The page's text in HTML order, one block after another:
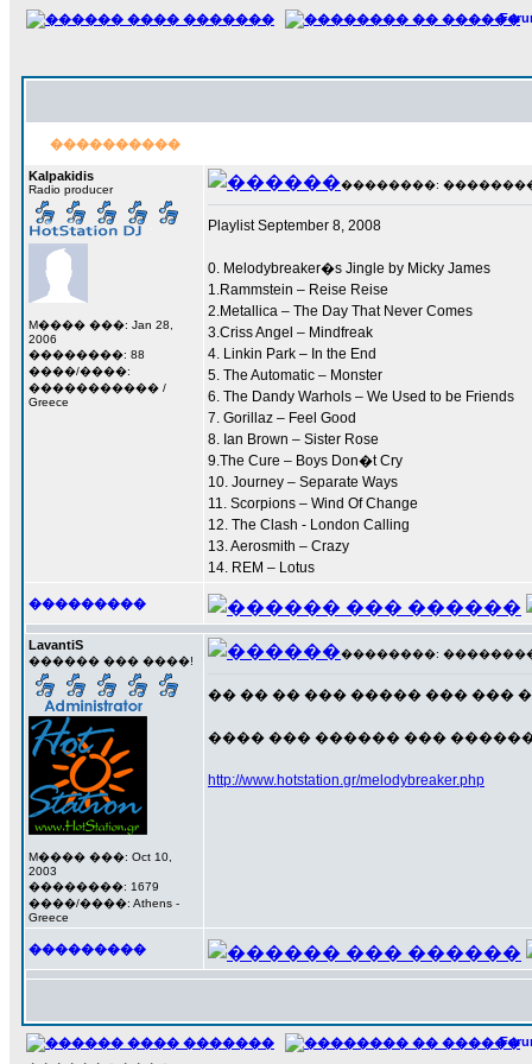
����������
Kalpakidis
Radio producer
M���� ���: Jan 28,
2006
��������: 88
����/����:
����������� /
Greece
��������: ���������
Playlist September 8, 2008
0. Melodybreaker�s Jingle by Micky James
1.Rammstein – Reise Reise
2.Metallica – The Day That Never Comes
3.Criss Angel – Mindfreak
4. Linkin Park – In the End
5. The Automatic – Monster
6. The Dandy Warhols – We Used to be Friends
7. Gorillaz – Feel Good
8. Ian Brown – Sister Rose
9.The Cure – Boys Don�t Cry
10. Journey – Separate Ways
11. Scorpions – Wind Of Change
12. The Clash - London Calling
13. Aerosmith – Crazy
14. REM – Lotus
���������
LavantiS
������ ��� ����!
M���� ���: Oct 10,
2003
��������: 1679
����/����: Athens -
Greece
��������: ���������
�� �� �� ��� ����� ��� ���
���� ��� ������ ���
http://www.hotstation.gr/melodybreaker.php
���������